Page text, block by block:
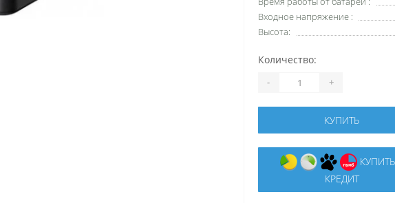
Входное напряжение :
Высота:
Количество:
- +
КУПИТЬ
КУПИТЬ В
КРЕДИТ